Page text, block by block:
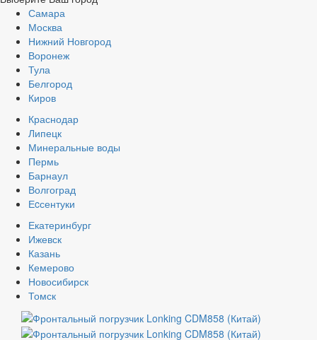
Самара
Москва
Нижний Новгород
Воронеж
Тула
Белгород
Киров
Краснодар
Липецк
Минеральные воды
Пермь
Барнаул
Волгоград
Еcсентуки
Екатеринбург
Ижевск
Казань
Кемерово
Новосибирск
Томск